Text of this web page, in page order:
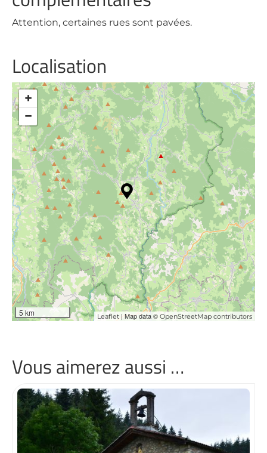
Attention, certaines rues sont pavées.
Localisation
+
−
5 km Leaflet | Map data © OpenStreetMap contributors
Vous aimerez aussi …